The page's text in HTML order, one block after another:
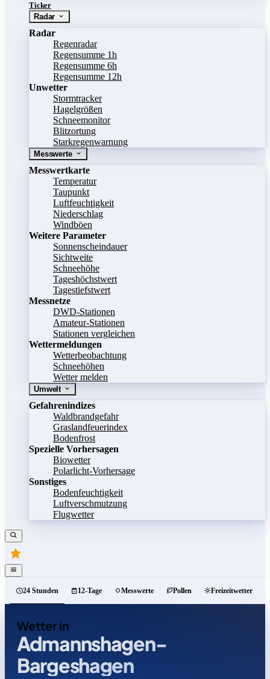
Ticker
Radar
Radar
Regenradar
Regensumme 1h
Regensumme 6h
Regensumme 12h
Unwetter
Stormtracker
Hagelgrößen
Schneemonitor
Blitzortung
Starkregenwarnung
Messwerte
Messwertkarte
Temperatur
Taupunkt
Luftfeuchtigkeit
Niederschlag
Windböen
Weitere Parameter
Sonnenscheindauer
Sichtweite
Schneehöhe
Tageshöchstwert
Tagestiefstwert
Messnetze
DWD-Stationen
Amateur-Stationen
Stationen vergleichen
Wettermeldungen
Wetterbeobachtung
Schneehöhen
Wetter melden
Umwelt
Gefahrenindizes
Waldbrandgefahr
Graslandfeuerindex
Bodenfrost
Spezielle Vorhersagen
Biowetter
Polarlicht-Vorhersage
Sonstiges
Bodenfeuchtigkeit
Luftverschmutzung
Flugwetter
24 Stunden 12-Tage Messwerte Pollen Freizeitwetter
Wetter in
Admannshagen-
Bargeshagen